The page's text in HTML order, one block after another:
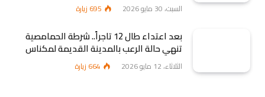
السبت، 30 مايو 2026 695 زيارة
بعد اعتداء طال 12 تاجراً.. شرطة الحمامصية
تنهي حالة الرعب بالمدينة القديمة لمكناس
الثلاثاء، 12 مايو 2026 664 زيارة